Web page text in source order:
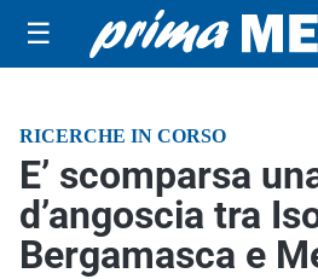
☰
RICERCHE IN CORSO
E’ scomparsa
d’angoscia tra
Bergamasca e